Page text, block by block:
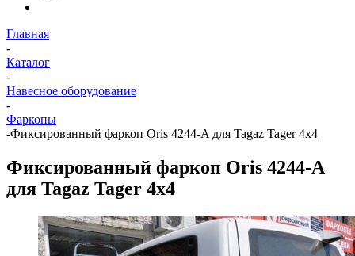
Главная
-
Каталог
-
Навесное оборудование
-
Фаркопы
-Фиксированный фаркоп Oris 4244-A для Tagaz Tager 4x4
Фиксированный фаркоп Oris 4244-A
для Tagaz Tager 4x4